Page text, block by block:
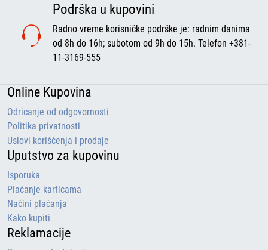
Podrška u kupovini
Radno vreme korisničke podrške je: radnim danima
od 8h do 16h; subotom od 9h do 15h. Telefon +381-
11-3169-555
Online Kupovina
Odricanje od odgovornosti
Politika privatnosti
Uslovi korišćenja i prodaje
Uputstvo za kupovinu
Isporuka
Plaćanje karticama
Načini plaćanja
Kako kupiti
Reklamacije